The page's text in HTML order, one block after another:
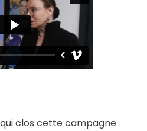
clos cette campagne